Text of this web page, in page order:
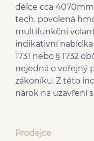
délce cca
tech. povolená
multifunkční
indikativní
1731 nebo § 1732
nejedná o veřejný
zákoníku. Z této
nárok na uzavření
Prodejce